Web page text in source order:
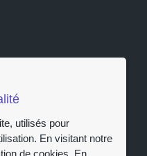
utilisés pour
En visitant notre
de cookies. En